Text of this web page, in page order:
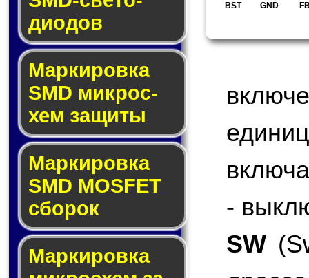
дио­дов
Мар­ки­ров­ка
SMD мик­рос­
хем защиты
Мар­ки­ров­ка
SMD MOSFET
сбо­рок
Мар­ки­ров­ка
BST GND
-
SW